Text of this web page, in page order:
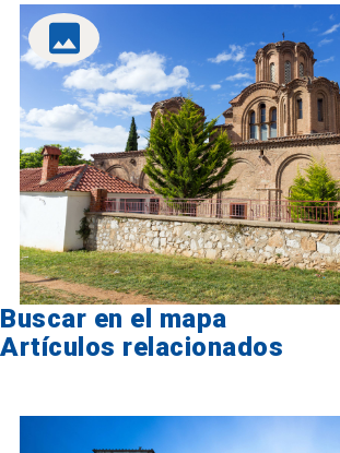
Buscar en el mapa
Artículos relacionados